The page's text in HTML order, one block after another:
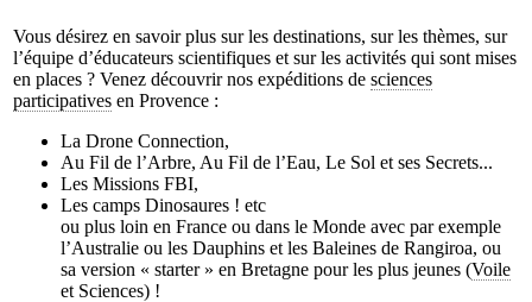
Vous désirez en savoir plus sur les destinations, sur les thèmes, sur
l’équipe d’éducateurs scientifiques et sur les activités qui sont mises
en places ? Venez découvrir nos expéditions de sciences
participatives en Provence :
La Drone Connection,
Au Fil de l’Arbre, Au Fil de l’Eau, Le Sol et ses Secrets...
Les Missions FBI,
Les camps Dinosaures ! etc
ou plus loin en France ou dans le Monde avec par exemple
l’Australie ou les Dauphins et les Baleines de Rangiroa, ou
sa version « starter » en Bretagne pour les plus jeunes (Voile
et Sciences) !